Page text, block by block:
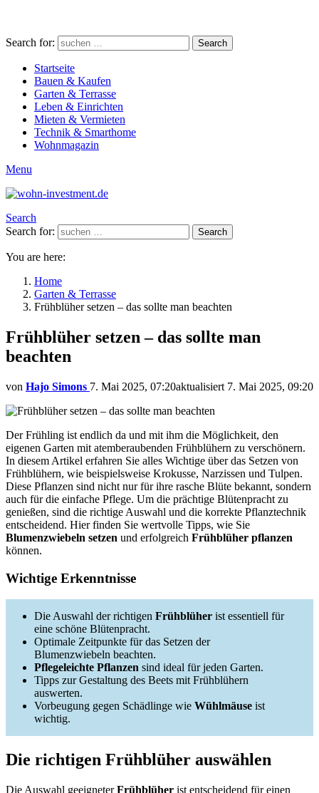
Search for: Search
Startseite
Bauen & Kaufen
Garten & Terrasse
Leben & Einrichten
Mieten & Vermieten
Technik & Smarthome
Wohnmagazin
Menu
Search
Search for:
Search
You are here:
Home
Garten & Terrasse
Frühblüher setzen – das sollte man beachten
Frühblüher setzen – das sollte man
beachten
von Hajo Simons 7. Mai 2025, 07:20aktualisiert 7. Mai 2025, 09:20
Der Frühling ist endlich da und mit ihm die Möglichkeit, den
eigenen Garten mit atemberaubenden Frühblühern zu verschönern.
In diesem Artikel erfahren Sie alles Wichtige über das Setzen von
Frühblühern, wie beispielsweise Krokusse, Narzissen und Tulpen.
Diese Pflanzen sind nicht nur für ihre rasche Blüte bekannt, sondern
auch für die einfache Pflege. Um die prächtige Blütenpracht zu
genießen, sind die richtige Auswahl und die korrekte Pflanztechnik
entscheidend. Hier finden Sie wertvolle Tipps, wie Sie
Blumenzwiebeln setzen und erfolgreich Frühblüher pflanzen
können.
Wichtige Erkenntnisse
Die Auswahl der richtigen Frühblüher ist essentiell für
eine schöne Blütenpracht.
Optimale Zeitpunkte für das Setzen der
Blumenzwiebeln beachten.
Pflegeleichte Pflanzen sind ideal für jeden Garten.
Tipps zur Gestaltung des Beets mit Frühblühern
auswerten.
Vorbeugung gegen Schädlinge wie Wühlmäuse ist
wichtig.
Die richtigen Frühblüher auswählen
Die Auswahl geeigneterFrühblüher ist entscheidend für einen